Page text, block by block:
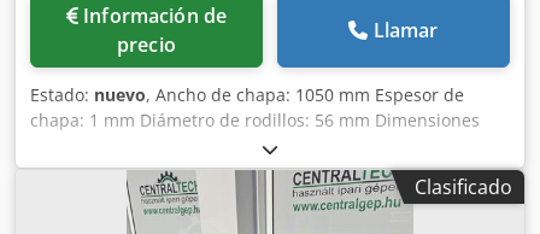
Información de
precio
Llamar
Estado: nuevo, Ancho de chapa: 1050 mm Espesor de
chapa: 1 mm Diámetro de rodillos: 56 mm Dimensiones
aproximadas: 1600 x 700 x 1050 mm Equipamiento:
Chjdpfx Ajyvvn Aec Usa - Rodillo superior abatible
manualmente Equipamiento especial: - Rodillos
endurecidos
Clasificado